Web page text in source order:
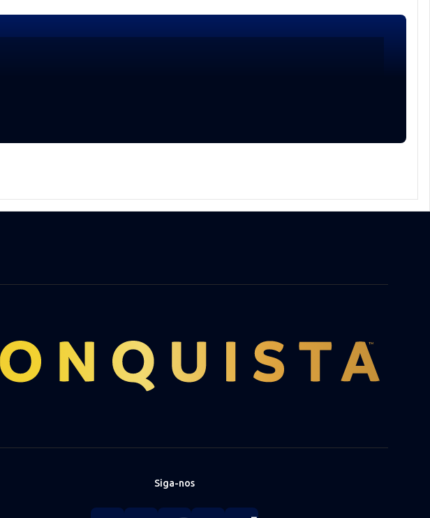
Siga-nos